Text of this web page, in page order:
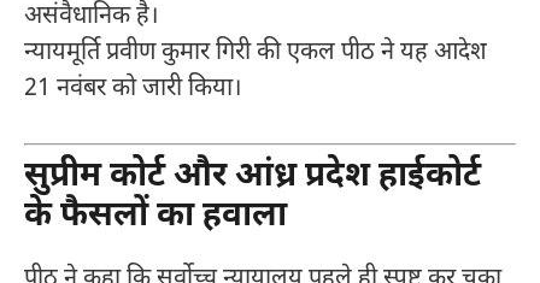
असंवैधानिक है।
न्यायमूर्ति प्रवीण कुमार गिरी की एकल पीठ ने यह आदेश
21 नवंबर को जारी किया।
सुप्रीम कोर्ट और आंध्र प्रदेश हाईकोर्ट
के फैसलों का हवाला